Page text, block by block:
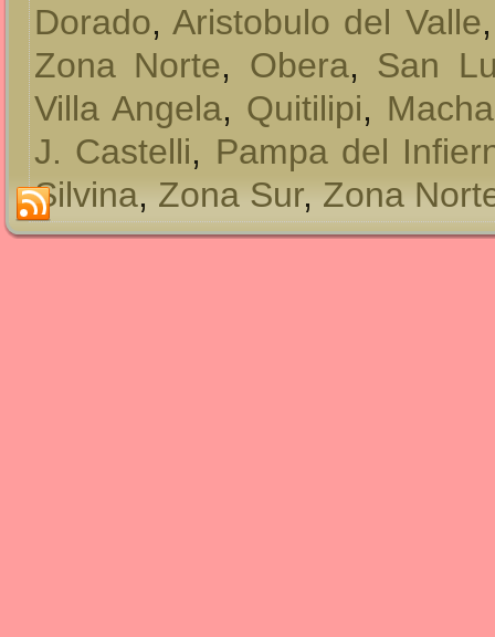
Dorado,Aristobulo del Valle
Zona Norte, Obera, San
Villa Angela, Quitilipi,
J. Castelli, Pampa del
Silvina,Zona Sur,Zona